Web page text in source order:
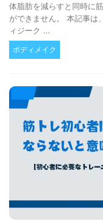
体脂肪を減らすと同時に
ができません。 本記事は
ィジーク ...
ボディメイク